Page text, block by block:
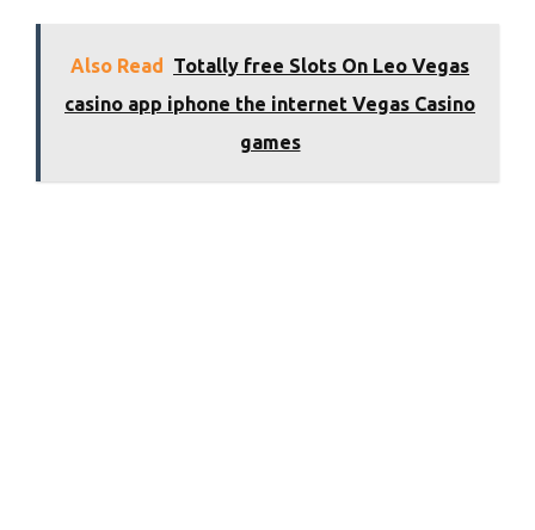
Also Read
Totally free Slots On Leo Vegas
casino app iphone the internet Vegas Casino
games